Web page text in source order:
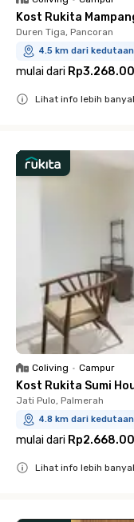
Kost Rukita
Duren Tiga, Pancoran
4.5 km dari
mulai dari
Lihat info lebih
Coliving • Campur
Kost Rukita Sumi
Jati Pulo, Palmerah
4.8 km dari
mulai dari
Lihat info lebih